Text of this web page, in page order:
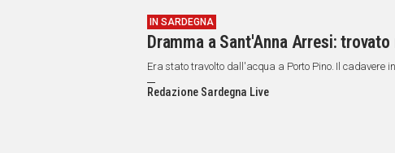
IN SARDEGNA
Dramma a Sant'Anna Arresi:
Era stato travolto dall'acqua a Porto Pino. Il cadavere
Redazione Sardegna Live